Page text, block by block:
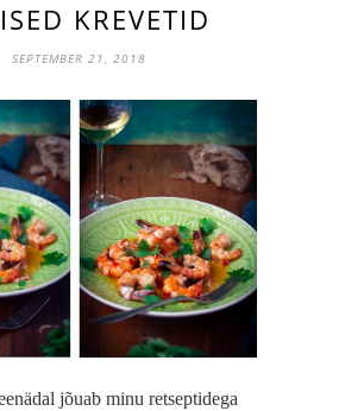
KREVETID
SEPTEMBER 21, 2018
jõuab minu retseptidega